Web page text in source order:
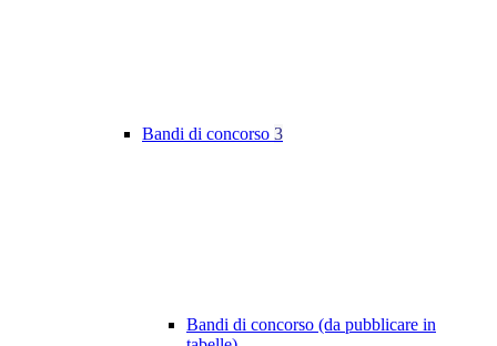
Bandi di concorso 3
Bandi di concorso (da pubblicare in